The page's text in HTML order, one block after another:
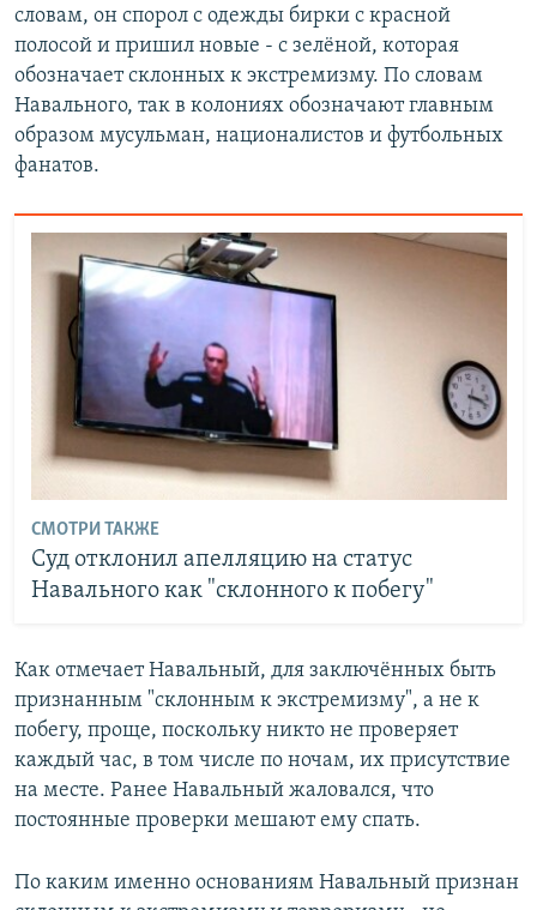
словам, он спорол с одежды бирки с красной
полосой и пришил новые - с зелёной, которая
обозначает склонных к экстремизму. По словам
Навального, так в колониях обозначают главным
образом мусульман, националистов и футбольных
фанатов.
СМОТРИ ТАКЖЕ
Суд отклонил апелляцию на статус
Навального как "склонного к побегу"
Как отмечает Навальный, для заключённых быть
признанным "склонным к экстремизму", а не к
побегу, проще, поскольку никто не проверяет
каждый час, в том числе по ночам, их присутствие
на месте. Ранее Навальный жаловался, что
постоянные проверки мешают ему спать.
По каким именно основаниям Навальный признан